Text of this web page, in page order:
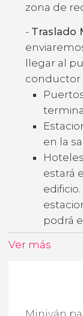
zona de
- Traslado
llegar al
conductor
en la
estará
podrá
Ver más
Miniván